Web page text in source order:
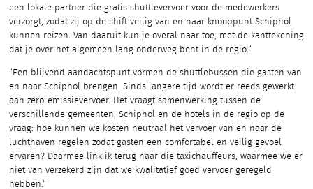
een lokale partner die gratis shuttlevervoer voor de medewerkers
verzorgt, zodat zij op de shift veilig van en naar knooppunt Schiphol
kunnen reizen. Van daaruit kun je overal naar toe, met de kanttekening
dat je over het algemeen lang onderweg bent in de regio.”
“Een blijvend aandachtspunt vormen de shuttlebussen die gasten van
en naar Schiphol brengen. Sinds langere tijd wordt er reeds gewerkt
aan zero-emissievervoer. Het vraagt samenwerking tussen de
verschillende gemeenten, Schiphol en de hotels in de regio op de
vraag: hoe kunnen we kosten neutraal het vervoer van en naar de
luchthaven regelen zodat gasten een comfortabel en veilig gevoel
ervaren? Daarmee link ik terug naar die taxichauffeurs, waarmee we er
niet van verzekerd zijn dat we kwalitatief goed vervoer geregeld
hebben.”